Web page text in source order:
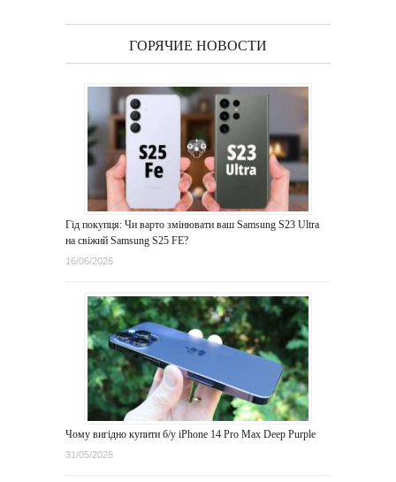
ГОРЯЧИЕ НОВОСТИ
Гід покупця: Чи варто змінювати ваш Samsung S23 Ultra
на свіжий Samsung S25 FE?
16/06/2026
Чому вигідно купити б/у iPhone 14 Pro Max Deep Purple
31/05/2026